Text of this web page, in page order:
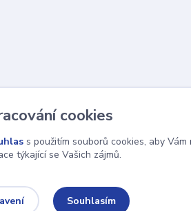
cookies
s použitím souborů cookies, aby Vám
týkající se Vašich zájmů.
Souhlasím